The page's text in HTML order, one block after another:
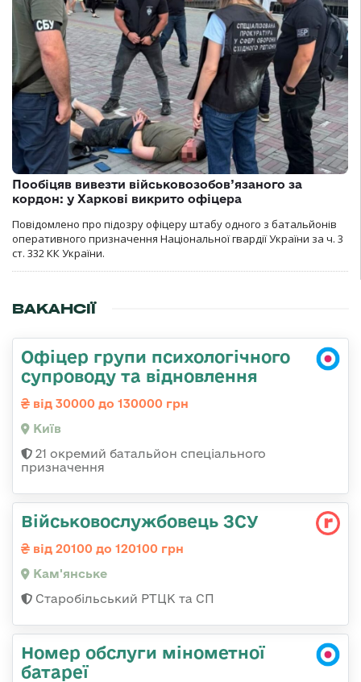
Пообіцяв вивезти військовозобов’язаного за
кордон: у Харкові викрито офіцера
Повідомлено про підозру офіцеру штабу одного з батальйонів
оперативного призначення Національної гвардії України за ч. 3
ст. 332 КК України.
ВАКАНСІЇ
Офіцер групи психологічного
супроводу та відновлення
від 30000 до 130000 грн
Київ
21 окремий батальйон спеціального
призначення
Військовослужбовець ЗСУ
від 20100 до 120100 грн
Кам'янське
Старобільський РТЦК та СП
Номер обслуги мінометної
батареї